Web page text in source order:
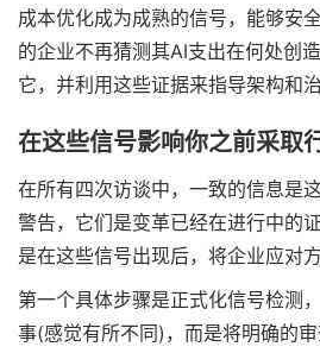
成本优化成为成熟的信号，能够安
的企业不再猜测其AI支出在何处创
它，并利用这些证据来指导架构和治
在这些信号影响你之前采取
在所有四次访谈中，一致的信息是
警告，它们是变革已经在进行中的
是在这些信号出现后，将企业应对方
第一个具体步骤是正式化信号检测
事(感觉有所不同)，而是将明确的审